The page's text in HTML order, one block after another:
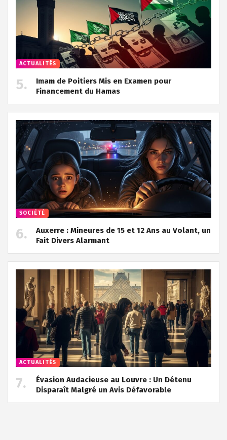
ACTUALITÉS
Imam de Poitiers Mis en Examen pour
Financement du Hamas
SOCIÉTÉ
Auxerre : Mineures de 15 et 12 Ans au Volant, un
Fait Divers Alarmant
ACTUALITÉS
Évasion Audacieuse au Louvre : Un Détenu
Disparaît Malgré un Avis Défavorable